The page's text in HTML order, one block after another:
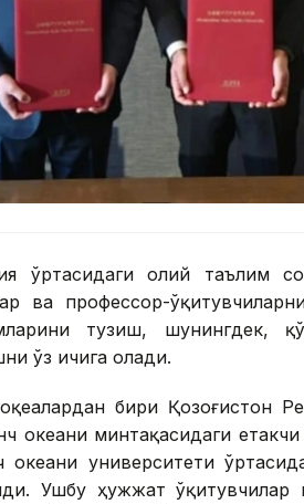
ўртасидаги олий таълим
ва профессор-
тузиш, шунингдек,
ўз ичига олади.
бири Қозоғистон
океани минтақасидаги
университети
Ушбу ҳужжат ўқитувчилар